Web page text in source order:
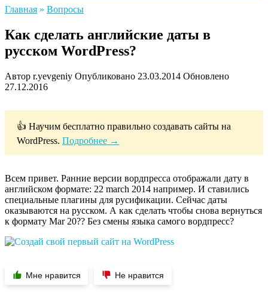
Главная » Вопросы
Как сделать английские даты в
русском WordPress?
Автор r.yevgeniy Опубликовано 23.03.2014 Обновлено
27.12.2016
👍 Научим бесплатно правильно создавать сайты на
WordPress. Подробнее →
Всем привет. Ранние версии вордпресса отображали дату в
английском формате: 22 march 2014 например. И ставились
специальные плагины для русификации. Сейчас даты
оказываются на русском. А как сделать чтобы снова вернуться
к формату Mar 20?? Без смены языка самого вордпресс?
Мне нравится Не нравится